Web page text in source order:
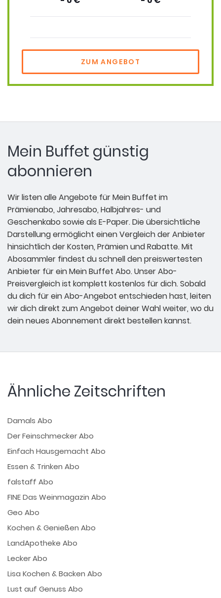
ZUM ANGEBOT
Mein Buffet günstig
abonnieren
Wir listen alle Angebote für Mein Buffet im
Prämienabo, Jahresabo, Halbjahres- und
Geschenkabo sowie als E-Paper. Die übersichtliche
Darstellung ermöglicht einen Vergleich der Anbieter
hinsichtlich der Kosten, Prämien und Rabatte. Mit
Abosammler findest du schnell den preiswertesten
Anbieter für ein Mein Buffet Abo. Unser Abo-
Preisvergleich ist komplett kostenlos für dich. Sobald
du dich für ein Abo-Angebot entschieden hast, leiten
wir dich direkt zum Angebot deiner Wahl weiter, wo du
dein neues Abonnement direkt bestellen kannst.
Ähnliche Zeitschriften
Damals Abo
Der Feinschmecker Abo
Einfach Hausgemacht Abo
Essen & Trinken Abo
falstaff Abo
FINE Das Weinmagazin Abo
Geo Abo
Kochen & Genießen Abo
LandApotheke Abo
Lecker Abo
Lisa Kochen & Backen Abo
Lust auf Genuss Abo